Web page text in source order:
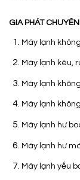
GIA PHÁT
Máy lạnh
Máy lạnh kêu,
Máy lạnh
Máy lạnh
Máy lạnh hư
Máy lạnh hư
Máy lạnh yếu